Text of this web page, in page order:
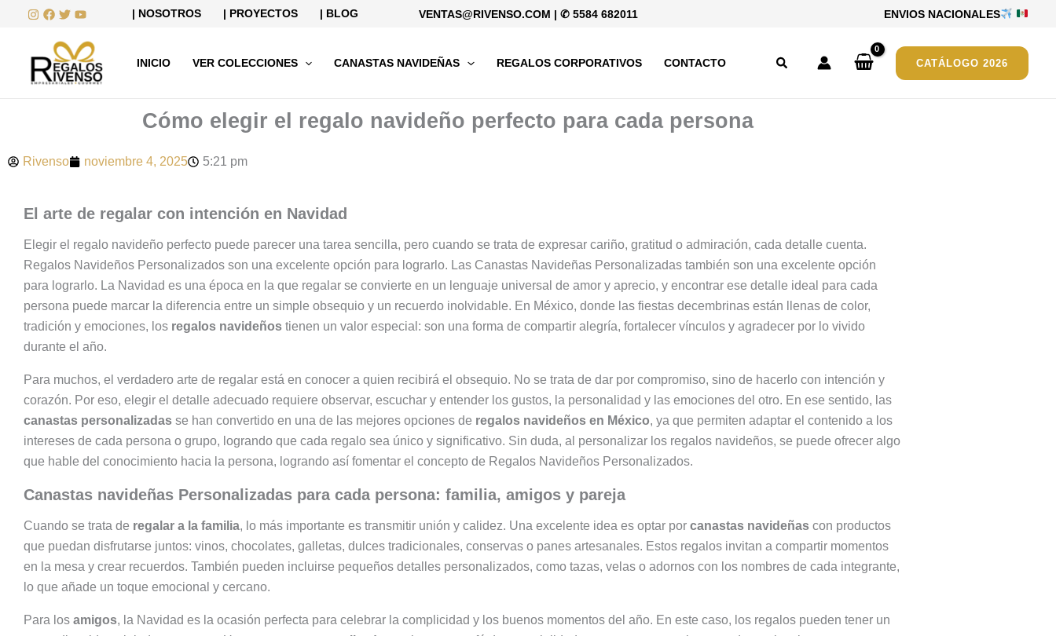
contenido
| NOSOTROS | PROYECTOS | BLOG VENTAS@RIVENSO.COM | ✆ 5584 682011 ENVIOS NACIONALES
INICIO VER COLECCIONES CANASTAS NAVIDEÑAS REGALOS CORPORATIVOS CONTACTO Buscar CATÁLOGO 2026
Cómo elegir el regalo navideño perfecto para cada persona
Rivenso noviembre 4, 2025 5:21 pm
El arte de regalar con intención en Navidad
Elegir el regalo navideño perfecto puede parecer una tarea sencilla, pero cuando se trata de expresar cariño, gratitud o admiración, cada detalle cuenta.
Regalos Navideños Personalizados son una excelente opción para lograrlo. Las Canastas Navideñas Personalizadas también son una excelente opción
para lograrlo. La Navidad es una época en la que regalar se convierte en un lenguaje universal de amor y aprecio, y encontrar ese detalle ideal para cada
persona puede marcar la diferencia entre un simple obsequio y un recuerdo inolvidable. En México, donde las fiestas decembrinas están llenas de color,
tradición y emociones, los regalos navideños tienen un valor especial: son una forma de compartir alegría, fortalecer vínculos y agradecer por lo vivido
durante el año.
Para muchos, el verdadero arte de regalar está en conocer a quien recibirá el obsequio. No se trata de dar por compromiso, sino de hacerlo con intención y
corazón. Por eso, elegir el detalle adecuado requiere observar, escuchar y entender los gustos, la personalidad y las emociones del otro. En ese sentido, las
canastas personalizadas se han convertido en una de las mejores opciones de regalos navideños en México, ya que permiten adaptar el contenido a los
intereses de cada persona o grupo, logrando que cada regalo sea único y significativo. Sin duda, al personalizar los regalos navideños, se puede ofrecer algo
que hable del conocimiento hacia la persona, logrando así fomentar el concepto de Regalos Navideños Personalizados.
Canastas navideñas Personalizadas para cada persona: familia, amigos y pareja
Cuando se trata de regalar a la familia, lo más importante es transmitir unión y calidez. Una excelente idea es optar por canastas navideñas con productos
que puedan disfrutarse juntos: vinos, chocolates, galletas, dulces tradicionales, conservas o panes artesanales. Estos regalos invitan a compartir momentos
en la mesa y crear recuerdos. También pueden incluirse pequeños detalles personalizados, como tazas, velas o adornos con los nombres de cada integrante,
lo que añade un toque emocional y cercano.
Para los amigos, la Navidad es la ocasión perfecta para celebrar la complicidad y los buenos momentos del año. En este caso, los regalos pueden tener un